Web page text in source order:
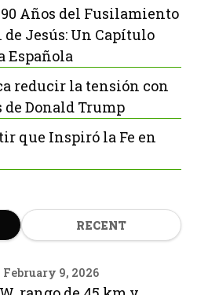
Años del Fusilamiento
de Jesús: Un Capítulo
Española
reducir la tensión con
de Donald Trump
que Inspiró la Fe en
RECENT
February 9, 2026